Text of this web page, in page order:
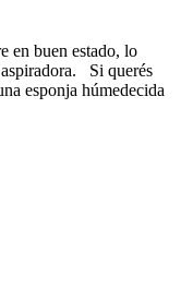
en buen estado, lo
Si querés
esponja húmedecida